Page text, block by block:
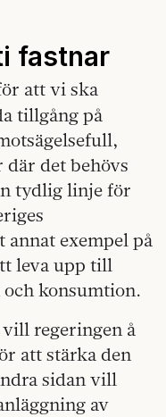
fastnar
att vi ska
tillgång på
där det behövs
tydlig linje för
exempel på
leva upp till
konsumtion.
regeringen å
att stärka den
sidan vill
av